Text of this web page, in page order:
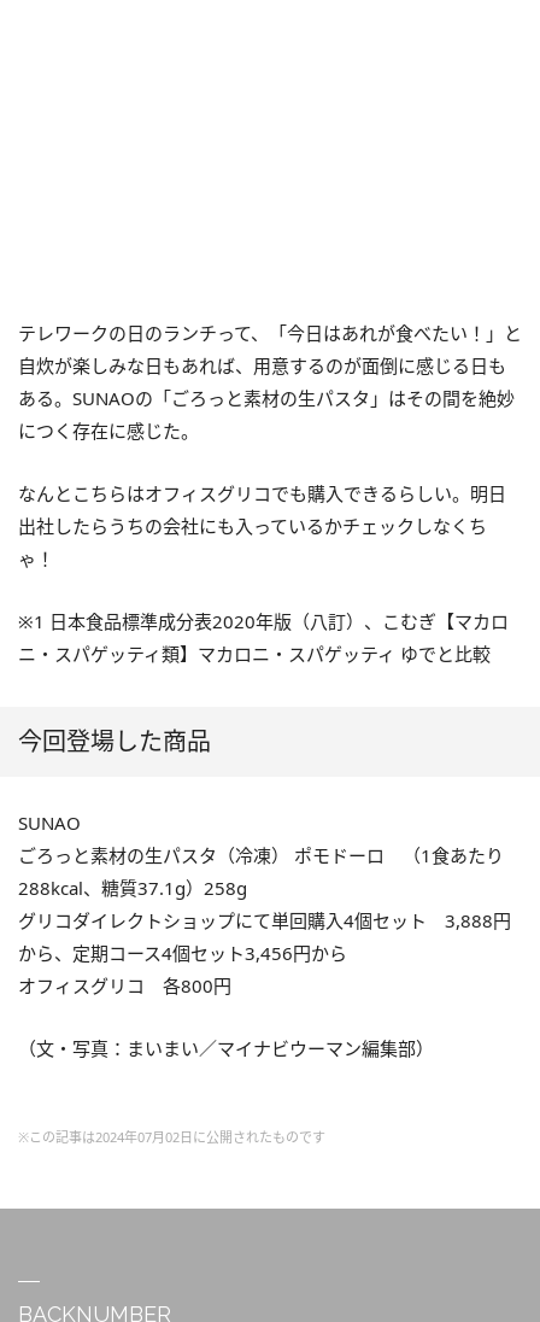
テレワークの日のランチって、「今日はあれが食べたい！」と
自炊が楽しみな日もあれば、用意するのが面倒に感じる日も
ある。SUNAOの「ごろっと素材の生パスタ」はその間を絶妙
につく存在に感じた。
なんとこちらはオフィスグリコでも購入できるらしい。明日
出社したらうちの会社にも入っているかチェックしなくち
ゃ！
※1 日本食品標準成分表2020年版（八訂）、こむぎ【マカロ
ニ・スパゲッティ類】マカロニ・スパゲッティ ゆでと比較
今回登場した商品
SUNAO
ごろっと素材の生パスタ（冷凍） ポモドーロ （1食あたり
288kcal、糖質37.1g）258g
グリコダイレクトショップにて単回購入4個セット 3,888円
から、定期コース4個セット3,456円から
オフィスグリコ 各800円
（文・写真：まいまい／マイナビウーマン編集部）
※この記事は2024年07月02日に公開されたものです
BACKNUMBER